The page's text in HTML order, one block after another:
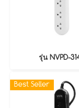
รุ่น NVPD-
Best Seller